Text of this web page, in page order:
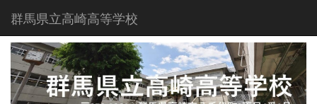
群馬県立高崎高等学校